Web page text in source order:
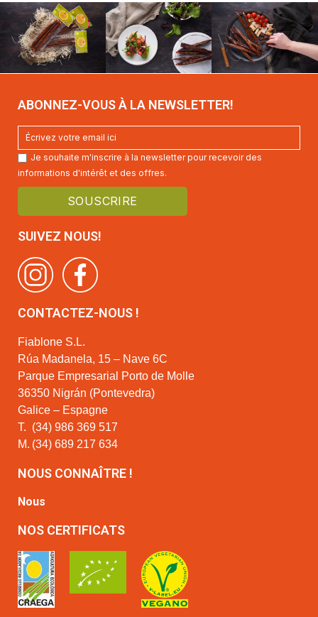
ABONNEZ-VOUS À LA NEWSLETTER!
Je souhaite m'inscrire à la newsletter pour recevoir des
informations d'intérêt et des offres.
SUIVEZ NOUS!
CONTACTEZ-NOUS !
Fiablone S.L.
Rúa Madanela, 15 – Nave 6C
Parque Empresarial Porto de Molle
36350 Nigrán (Pontevedra)
Galice – Espagne
T. (34) 986 369 517
M. (34) 689 217 634
NOUS CONNAÎTRE !
Nous
NOS CERTIFICATS